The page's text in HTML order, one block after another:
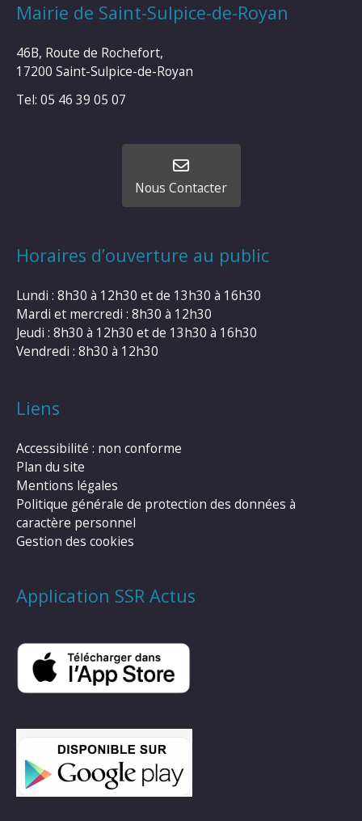
Mairie de Saint-Sulpice-de-Royan
46B, Route de Rochefort,
17200 Saint-Sulpice-de-Royan
Tel: 05 46 39 05 07
Nous Contacter
Horaires d’ouverture au public
Lundi : 8h30 à 12h30 et de 13h30 à 16h30
Mardi et mercredi : 8h30 à 12h30
Jeudi : 8h30 à 12h30 et de 13h30 à 16h30
Vendredi : 8h30 à 12h30
Liens
Accessibilité : non conforme
Plan du site
Mentions légales
Politique générale de protection des données à
caractère personnel
Gestion des cookies
Application SSR Actus